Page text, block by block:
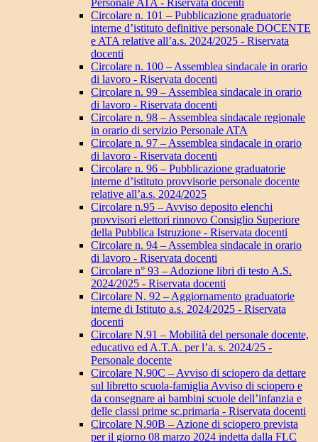
Personale ATA - Riservata docenti
Circolare n. 101 – Pubblicazione graduatorie
interne d’istituto definitive personale DOCENTE
e ATA relative all’a.s. 2024/2025 - Riservata
docenti
Circolare n. 100 – Assemblea sindacale in orario
di lavoro - Riservata docenti
Circolare n. 99 – Assemblea sindacale in orario
di lavoro - Riservata docenti
Circolare n. 98 – Assemblea sindacale regionale
in orario di servizio Personale ATA
Circolare n. 97 – Assemblea sindacale in orario
di lavoro - Riservata docenti
Circolare n. 96 – Pubblicazione graduatorie
interne d’istituto provvisorie personale docente
relative all’a.s. 2024/2025
Circolare n.95 – Avviso deposito elenchi
provvisori elettori rinnovo Consiglio Superiore
della Pubblica Istruzione - Riservata docenti
Circolare n. 94 – Assemblea sindacale in orario
di lavoro - Riservata docenti
Circolare n° 93 – Adozione libri di testo A.S.
2024/2025 - Riservata docenti
Circolare N. 92 – Aggiornamento graduatorie
interne di Istituto a.s. 2024/2025 - Riservata
docenti
Circolare N.91 – Mobilità del personale docente,
educativo ed A.T.A. per l’a. s. 2024/25 -
Personale docente
Circolare N.90C – Avviso di sciopero da dettare
sul libretto scuola-famiglia Avviso di sciopero e
da consegnare ai bambini scuole dell’infanzia e
delle classi prime sc.primaria - Riservata docenti
Circolare N.90B – Azione di sciopero prevista
per il giorno 08 marzo 2024 indetta dalla FLC